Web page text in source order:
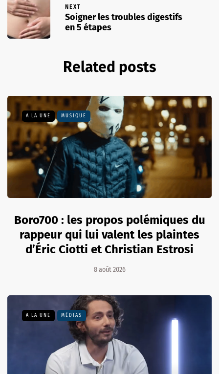
NEXT
Soigner les troubles digestifs
en 5 étapes
Related posts
A LA UNE MUSIQUE
Boro700 : les propos polémiques du
rappeur qui lui valent les plaintes
d’Éric Ciotti et Christian Estrosi
8 août 2026
A LA UNE MÉDIAS